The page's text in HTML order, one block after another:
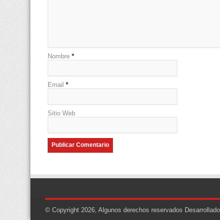
Nombre *
Email *
Sitio Web
© Copyright 2026, Algunos derechos reservados